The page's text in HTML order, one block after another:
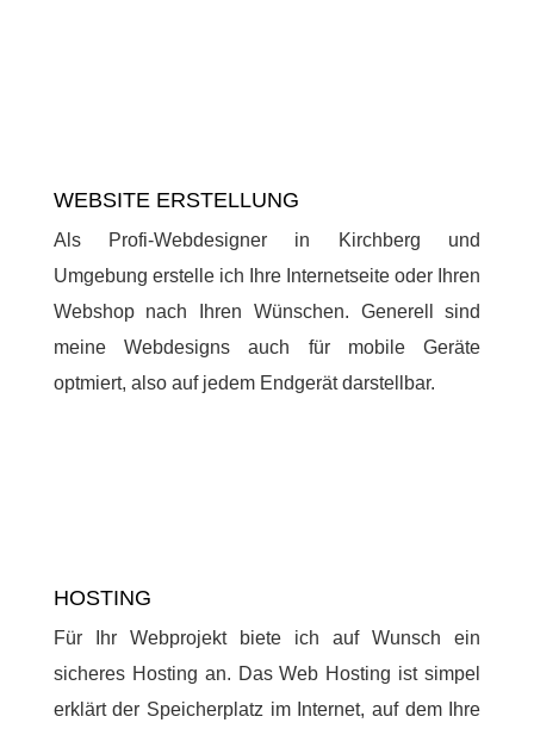
WEBSITE ERSTELLUNG
Als Profi-Webdesigner in Kirchberg und
Umgebung erstelle ich Ihre Internetseite oder Ihren
Webshop nach Ihren Wünschen. Generell sind
meine Webdesigns auch für mobile Geräte
optmiert, also auf jedem Endgerät darstellbar.
HOSTING
Für Ihr Webprojekt biete ich auf Wunsch ein
sicheres Hosting an. Das Web Hosting ist simpel
erklärt der Speicherplatz im Internet, auf dem Ihre